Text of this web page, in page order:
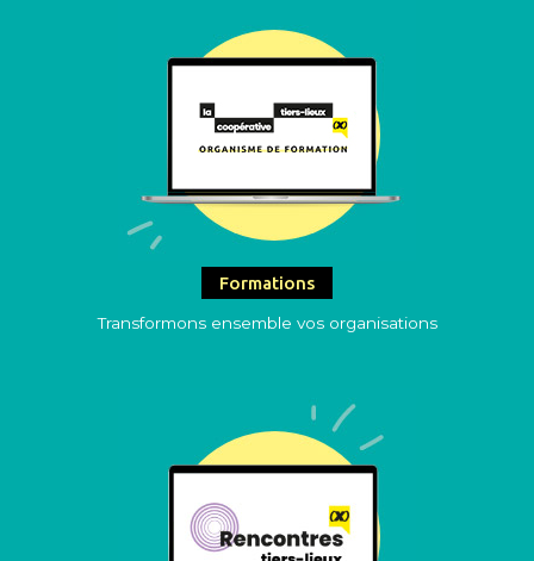
Formations
Transformons ensemble vos organisations